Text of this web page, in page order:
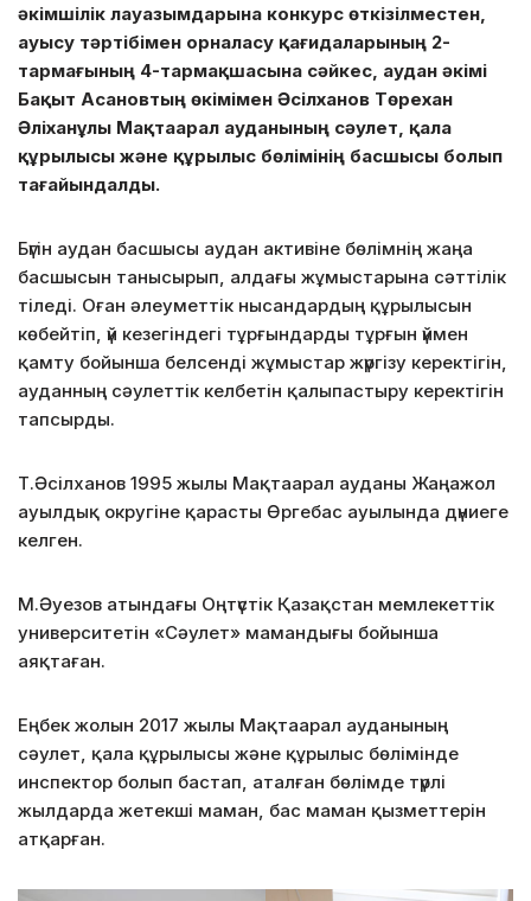
әкімшілік лауазымдарына конкурс өткізілместен,
ауысу тәртібімен орналасу қағидаларының 2-
тармағының 4-тармақшасына сәйкес, аудан әкімі
Бақыт Асановтың өкімімен Әсілханов Төрехан
Әліханұлы Мақтаарал ауданының сәулет, қала
құрылысы және құрылыс бөлімінің басшысы болып
тағайындалды.
Бүгін аудан басшысы аудан активіне бөлімнің жаңа
басшысын танысырып, алдағы жұмыстарына сәттілік
тіледі. Оған әлеуметтік нысандардың құрылысын
көбейтіп, үй кезегіндегі тұрғындарды тұрғын үймен
қамту бойынша белсенді жұмыстар жүргізу керектігін,
ауданның сәулеттік келбетін қалыпастыру керектігін
тапсырды.
Т.Әсілханов 1995 жылы Мақтаарал ауданы Жаңажол
ауылдық округіне қарасты Өргебас ауылында дүниеге
келген.
М.Әуезов атындағы Оңтүстік Қазақстан мемлекеттік
университетін «Сәулет» мамандығы бойынша
аяқтаған.
Еңбек жолын 2017 жылы Мақтаарал ауданының
сәулет, қала құрылысы және құрылыс бөлімінде
инспектор болып бастап, аталған бөлімде түрлі
жылдарда жетекші маман, бас маман қызметтерін
атқарған.